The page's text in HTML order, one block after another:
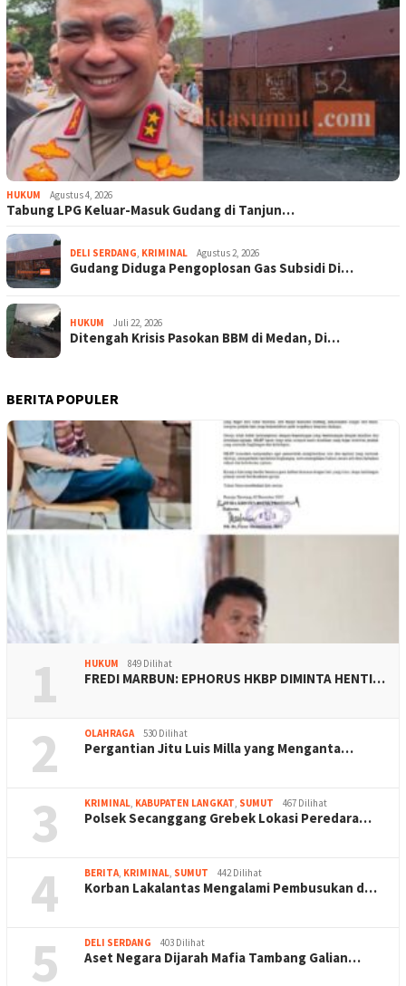
HUKUM Agustus 4, 2026
Tabung LPG Keluar-Masuk Gudang di Tanjun…
DELI SERDANG, KRIMINAL Agustus 2, 2026
Gudang Diduga Pengoplosan Gas Subsidi Di…
HUKUM Juli 22, 2026
Ditengah Krisis Pasokan BBM di Medan, Di…
BERITA POPULER
1 HUKUM 849 Dilihat
FREDI MARBUN: EPHORUS HKBP DIMINTA HENTI…
2 OLAHRAGA 530 Dilihat
Pergantian Jitu Luis Milla yang Menganta…
3 KRIMINAL, KABUPATEN LANGKAT, SUMUT 467 Dilihat
Polsek Secanggang Grebek Lokasi Peredara…
4 BERITA, KRIMINAL, SUMUT 442 Dilihat
Korban Lakalantas Mengalami Pembusukan d…
5 DELI SERDANG 403 Dilihat
Aset Negara Dijarah Mafia Tambang Galian…